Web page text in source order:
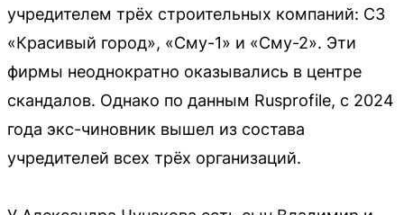
учредителем трёх строительных компаний: СЗ
«Красивый город», «Сму-1» и «Сму-2». Эти
фирмы неоднократно оказывались в центре
скандалов. Однако по данным Rusprofile, с 2024
года экс-чиновник вышел из состава
учредителей всех трёх организаций.